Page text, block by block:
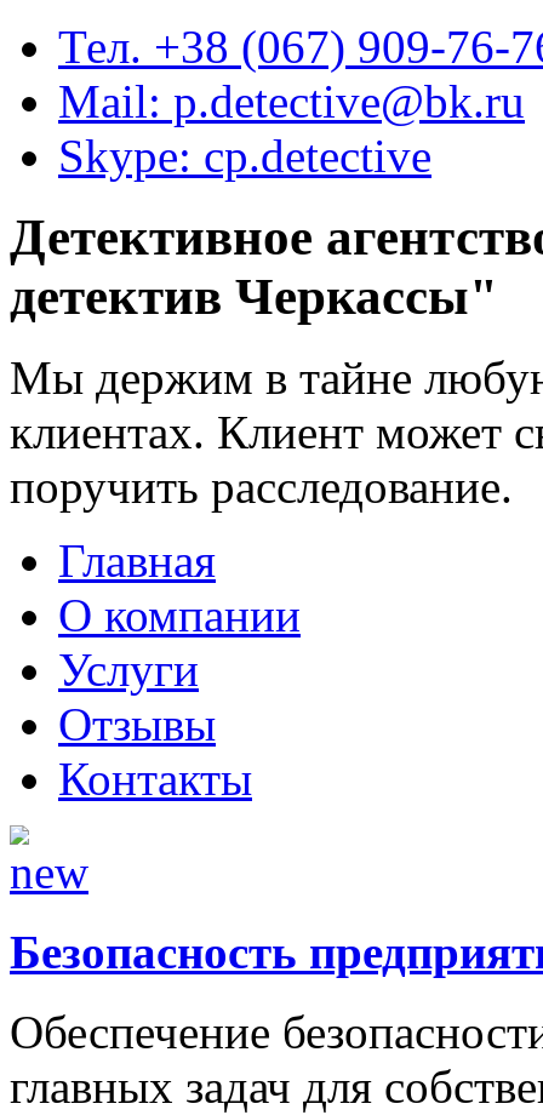
Тел. +38 (067) 909-76-
Mail: p.detective@bk.ru
Skype: cp.detective
Детективное
детектив Черкассы"
Мы держим в тайне
клиентах. Клиент может
поручить расследование.
Главная
О компании
Услуги
Отзывы
Контакты
Безопасность
Обеспечение
главных задач для